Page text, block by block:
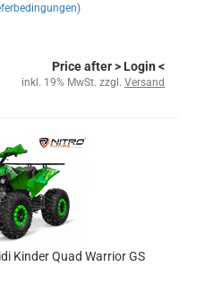
Price after> Login <
inkl. 19% MwSt. zzgl. Versand
Kinder Quad Warrior GS